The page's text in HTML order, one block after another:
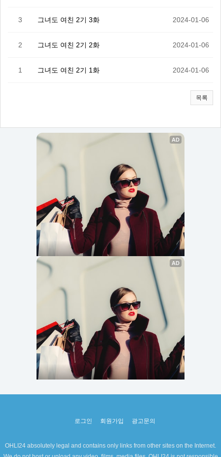
3 그녀도 여친 2기 3화 2024-01-06
2 그녀도 여친 2기 2화 2024-01-06
1 그녀도 여친 2기 1화 2024-01-06
목록
로그인 회원가입 광고문의
OHLI24 absolutely legal and contains only links from other sites on the Internet.